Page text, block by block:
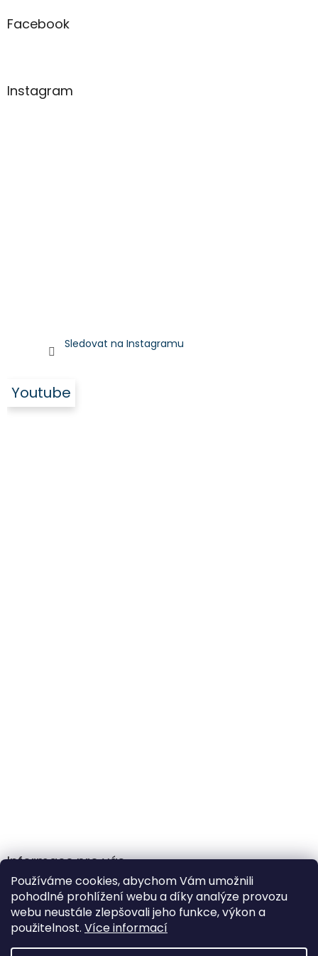
Používáme cookies, abychom Vám umožnili
pohodlné prohlížení webu a díky analýze provozu
webu neustále zlepšovali jeho funkce, výkon a
použitelnost. Více informací
Facebook
Instagram
Sledovat na Instagramu
Youtube
Informace pro vás
Obchodní podmínky
Podmínky ochrany osobních údajů